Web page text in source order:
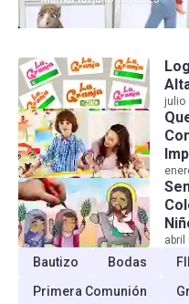
julio
abril
Bautizo Bodas
Primera Comunión